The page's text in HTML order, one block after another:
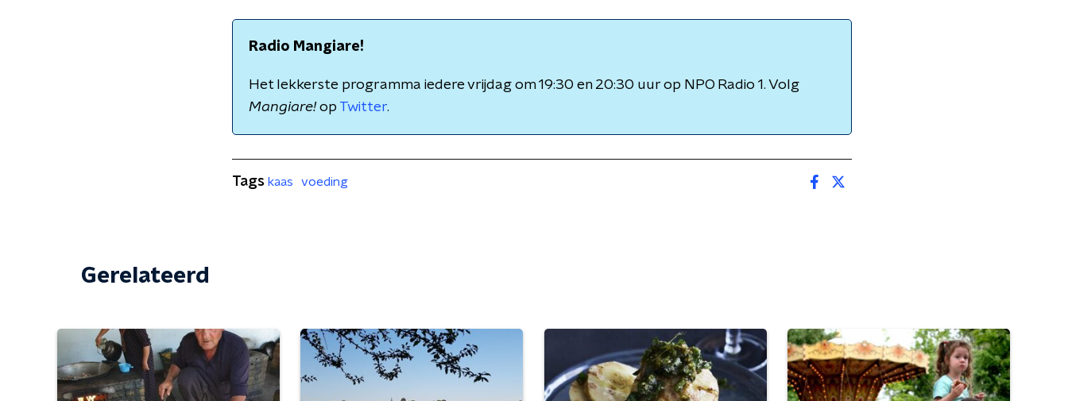
Radio Mangiare!
Het lekkerste programma iedere vrijdag om 19:30 en 20:30 uur op NPO Radio 1. Volg
Mangiare! op Twitter.
Tags kaas voeding
Gerelateerd